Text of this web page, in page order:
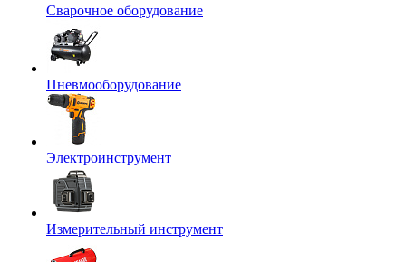
Сварочное оборудование
Пневмооборудование
Электроинструмент
Измерительный инструмент